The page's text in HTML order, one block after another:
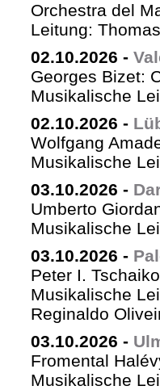
Orchestra del
Leitung:
02.10.2026 -
Georges Bizet:
Musikalische
02.10.2026 -
Wolfgang
Musikalische
03.10.2026 -
Umberto
Musikalische
03.10.2026 -
Peter I.
Musikalische
Reginaldo
03.10.2026 -
Fromental
Musikalische